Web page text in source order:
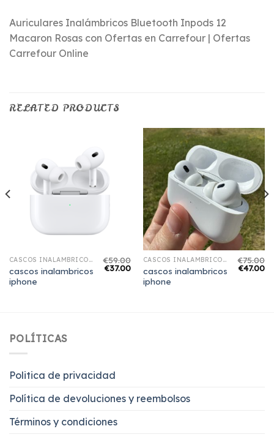
Auriculares Inalámbricos Bluetooth Inpods 12
Macaron Rosas con Ofertas en Carrefour | Ofertas
Carrefour Online
RELATED PRODUCTS
CASCOS INALAMBRICOS IPHONE
cascos inalambricos
iphone
€59.00
€37.00
CASCOS INALAMBRICOS IPHONE
cascos inalambricos
iphone
€75.00
€47.00
POLÍTICAS
Politica de privacidad
Política de devoluciones y reembolsos
Términos y condiciones